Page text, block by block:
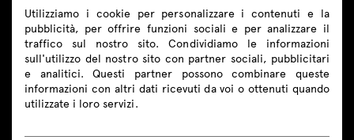
Sedute
Banconi reception
Scrivanie
Scrivanie altezza regolabile
Utilizziamo i cookie per personalizzare i contenuti e la
pubblicità, per offrire funzioni sociali e per analizzare il
traffico sul nostro sito. Condividiamo le informazioni
sull'utilizzo del nostro sito con partner sociali, pubblicitari
e analitici. Questi partner possono combinare queste
informazioni con altri dati ricevuti da voi o ottenuti quando
utilizzate i loro servizi.